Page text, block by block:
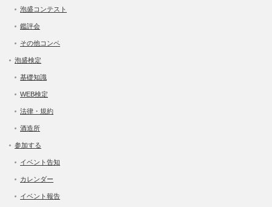
泡盛コンテスト
鑑評会
その他コンペ
泡盛検定
基礎知識
WEB検定
法律・規約
酒造所
参加する
イベント告知
カレンダー
イベント報告